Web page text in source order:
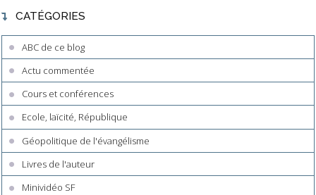
CATÉGORIES
ABC de ce blog
Actu commentée
Cours et conférences
Ecole, laïcité, République
Géopolitique de l'évangélisme
Livres de l'auteur
Minividéo SF